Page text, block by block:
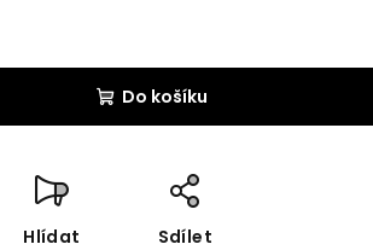
Do košíku
Hlídat Sdílet